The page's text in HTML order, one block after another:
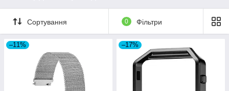
Сортування 0 Фільтри
–11% –17%